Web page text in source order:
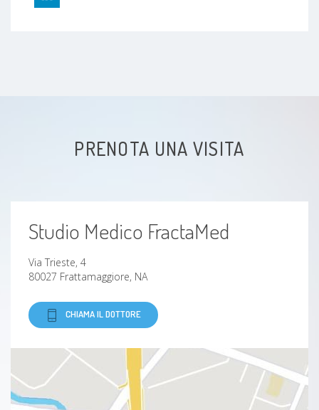
Diabete mellito
Insufficienza coronarica
Aneurisma
PRENOTA UNA VISITA
Studio Medico FractaMed
Via Trieste, 4
80027 Frattamaggiore, NA
CHIAMA IL DOTTORE